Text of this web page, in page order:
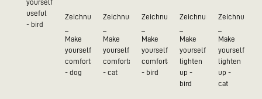
yourself
useful
- bird
Zeichnungen
Make
yourself
comfortable
- dog
Zeichnungen
Make
yourself
comfortable
- cat
Zeichnungen
Make
yourself
comfortable
- bird
Zeichnungen
Make
yourself
lighten
up -
bird
Zeichnungen
Make
yourself
lighten
up -
cat